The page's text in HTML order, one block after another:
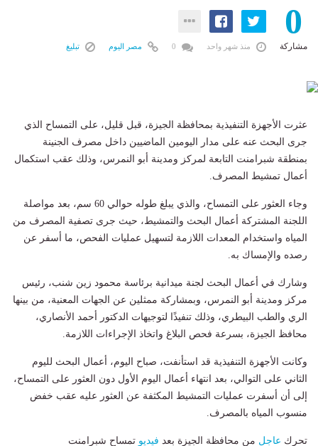
0
مشاركة منذ شهر واحد مصر اليوم تبليغ
عثرت الأجهزة التنفيذية بمحافظة الجيزة، قبل قليل، على التمساح الذي
جرى البحث عنه على مدار اليومين الماضيين داخل مصرف الجنينة
بمنطقة شبرامنت التابعة لمركز ومدينة أبو النمرس، وذلك عقب استكمال
أعمال تمشيط المصرف.
وجاء العثور على التمساح، والذي يبلغ طوله حوالي 60 سم، بعد مواصلة
اللجنة المشتركة أعمال البحث والتمشيط، حيث جرى تصفية المصرف من
المياه واستخدام المعدات اللازمة لتسهيل عمليات الفحص، ما أسفر عن
رصده والإمساك به.
وشارك في أعمال البحث لجنة ميدانية برئاسة محمود زين شنب، رئيس
مركز ومدينة أبو النمرس، وبمشاركة ممثلين عن الجهات المعنية، من بينها
الري والطب البيطري، وذلك تنفيذًا لتوجيهات الدكتور أحمد الأنصاري،
محافظ الجيزة، بسرعة فحص البلاغ واتخاذ الإجراءات اللازمة.
وكانت الأجهزة التنفيذية قد استأنفت، صباح اليوم، أعمال البحث لليوم
الثاني على التوالي، بعد انتهاء أعمال اليوم الأول دون العثور على التمساح،
إلى أن أسفرت عمليات التمشيط المكثفة عن العثور عليه عقب خفض
منسوب المياه بالمصرف.
تحرك عاجل من محافظة الجيزة بعد فيديو تمساح شبرامنت